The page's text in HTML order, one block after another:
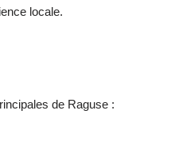
locale.
de Raguse :